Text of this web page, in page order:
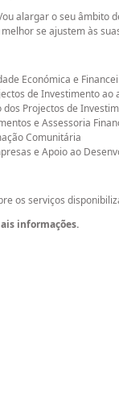
alargar o seu âmbito
se ajustem às
Económica e
de Investimento
Projectos de
e Assessoria
Comunitária
e Apoio ao
os serviços
informações.